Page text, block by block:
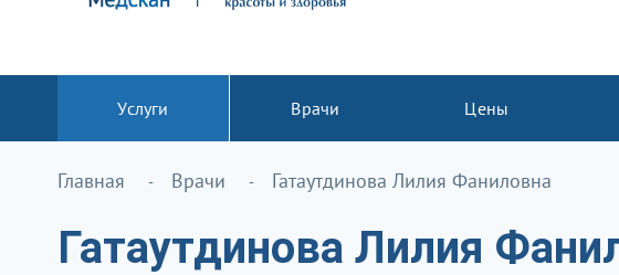
Услуги Врачи Цены
Главная Врачи Гатаутдинова Лилия Фаниловна
Гатаутдинова Лилия